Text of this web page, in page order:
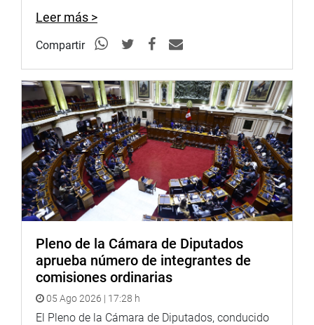
OFICINA DE COMUNICACIONES E IMAGEN
INSTITUCIONAL
Leer más >
Compartir
Pleno de la Cámara de Diputados
aprueba número de integrantes de
comisiones ordinarias
05 Ago 2026 | 17:28 h
El Pleno de la Cámara de Diputados, conducido